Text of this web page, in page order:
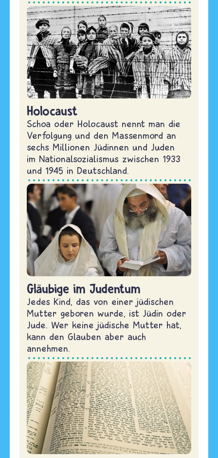
Holocaust
Schoa oder Holocaust nennt man die
Verfolgung und den Massenmord an
sechs Millionen Jüdinnen und Juden
im Nationalsozialismus zwischen 1933
und 1945 in Deutschland.
Gläubige im Judentum
Jedes Kind, das von einer jüdischen
Mutter geboren wurde, ist Jüdin oder
Jude. Wer keine jüdische Mutter hat,
kann den Glauben aber auch
annehmen.